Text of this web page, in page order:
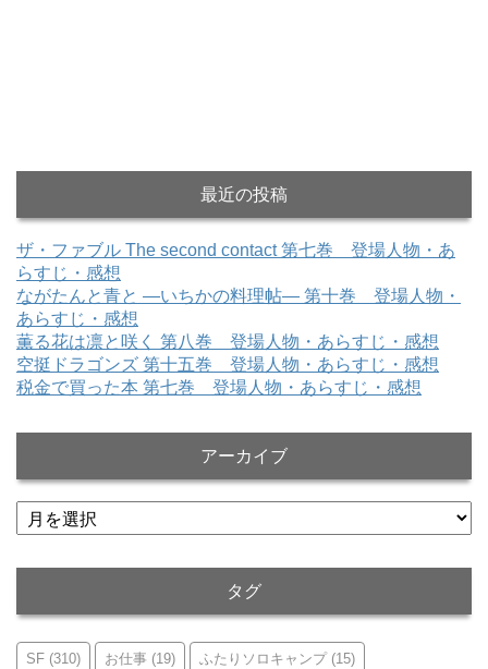
最近の投稿
ザ・ファブル The second contact 第七巻 登場人物・あ
らすじ・感想
ながたんと青と ―いちかの料理帖― 第十巻 登場人物・
あらすじ・感想
薫る花は凛と咲く 第八巻 登場人物・あらすじ・感想
空挺ドラゴンズ 第十五巻 登場人物・あらすじ・感想
税金で買った本 第七巻 登場人物・あらすじ・感想
アーカイブ
ア
ー
タグ
SF (310) お仕事 (19) ふたりソロキャンプ(15)